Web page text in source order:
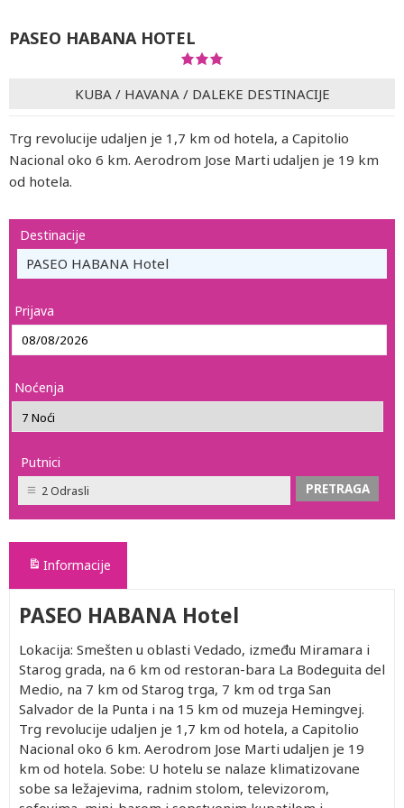
PASEO HABANA HOTEL
KUBA / HAVANA / DALEKE DESTINACIJE
Trg revolucije udaljen je 1,7 km od hotela, a Capitolio
Nacional oko 6 km. Aerodrom Jose Marti udaljen je 19 km
od hotela.
Destinacije
PASEO HABANA Hotel
Prijava
Noćenja
Putnici
2 Odrasli
Informacije
PASEO HABANA Hotel
Lokacija: Smešten u oblasti Vedado, između Miramara i
Starog grada, na 6 km od restoran-bara La Bodeguita del
Medio, na 7 km od Starog trga, 7 km od trga San
Salvador de la Punta i na 15 km od muzeja Hemingvej.
Trg revolucije udaljen je 1,7 km od hotela, a Capitolio
Nacional oko 6 km. Aerodrom Jose Marti udaljen je 19
km od hotela. Sobe: U hotelu se nalaze klimatizovane
sobe sa ležajevima, radnim stolom, televizorom,